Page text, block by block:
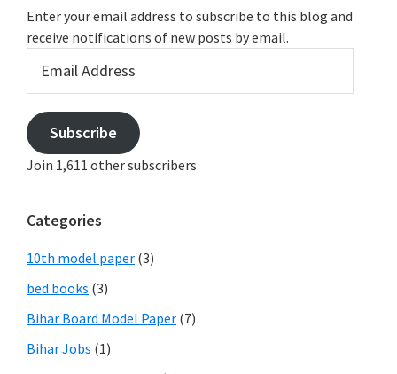
Enter your email address to subscribe to this blog and
receive notifications of new posts by email.
Address
Subscribe
Join 1,611 other subscribers
Categories
10th model paper (3)
bed books (3)
Bihar Board Model Paper (7)
Bihar Jobs (1)